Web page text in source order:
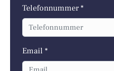
Telefonnummer *
Email *